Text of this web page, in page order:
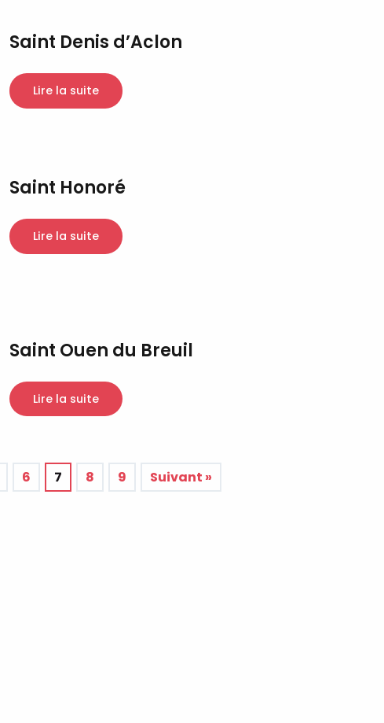
Saint Denis d’Aclon
Lire la suite
Saint Honoré
Lire la suite
Saint Ouen du Breuil
Lire la suite
6 7 8 9 Suivant »